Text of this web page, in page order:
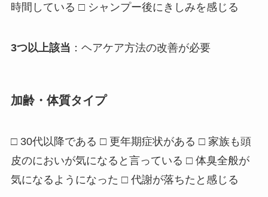
時間している □ シャンプー後にきしみを感じる
3つ以上該当 ：ヘアケア方法の改善が必要
加齢・体質タイプ
□ 30代以降である □ 更年期症状がある □ 家族も頭
皮のにおいが気になると言っている □ 体臭全般が
気になるようになった □ 代謝が落ちたと感じる